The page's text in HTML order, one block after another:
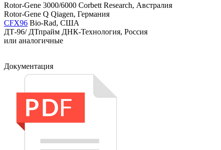
Rotor-Gene 3000/6000 Corbett Research, Австралия
Rotor-Gene Q Qiagen, Германия
CFX96 Bio-Rad, США
ДТ-96/ ДТпрайм ДНК-Технология, Россия
или аналогичные
Документация